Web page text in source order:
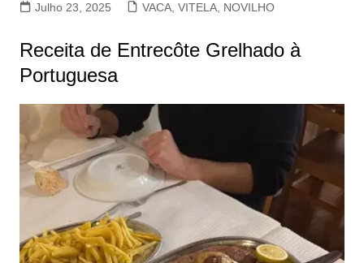
Julho 23, 2025 VACA, VITELA, NOVILHO
Receita de Entrecôte Grelhado à
Portuguesa